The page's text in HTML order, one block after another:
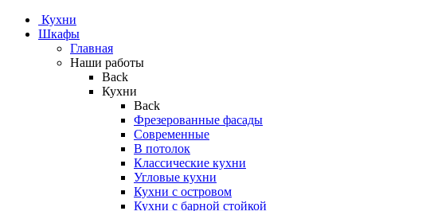
Кухни
Шкафы
Главная
Наши работы
Back
Кухни
Back
Фрезерованные фасады
Современные
В потолок
Классические кухни
Угловые кухни
Кухни с островом
Кухни с барной стойкой